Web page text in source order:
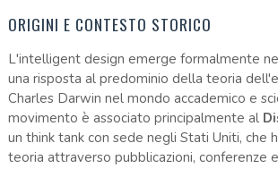
ORIGINI E CONTESTO STORICO
L'intelligent design emerge formalmente
una risposta al predominio della teoria
Charles Darwin nel mondo accademico e
movimento è associato principalmente al
un think tank con sede negli Stati Uniti, che
teoria attraverso pubblicazioni, conferenze